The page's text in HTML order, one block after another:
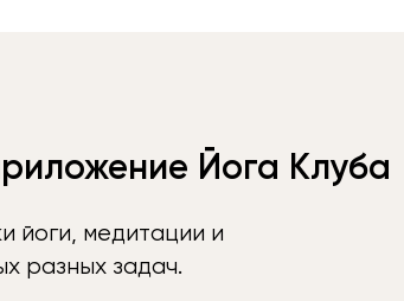
Йога Клуба
йоги, медитации и
разных задач.